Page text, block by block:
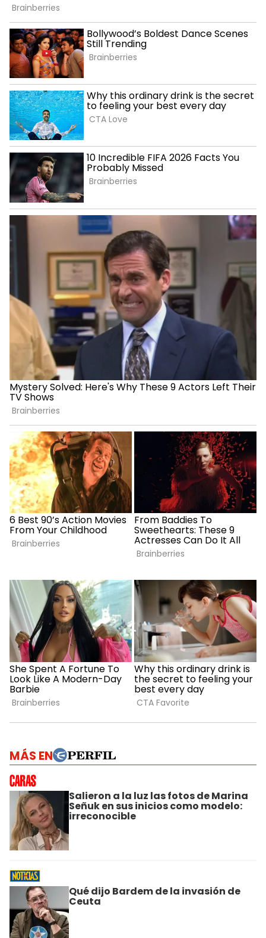
MÁS EN
Salieron a la luz las fotos de Marina
Señuk en sus inicios como modelo:
irreconocible
Qué dijo Bardem de la invasión de
Ceuta